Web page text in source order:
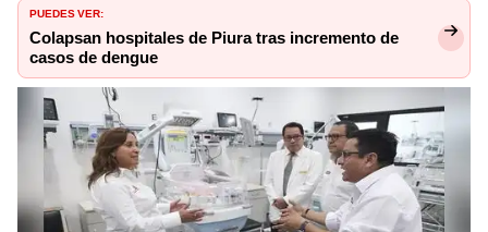
PUEDES VER:
Colapsan hospitales de Piura tras incremento de
casos de dengue